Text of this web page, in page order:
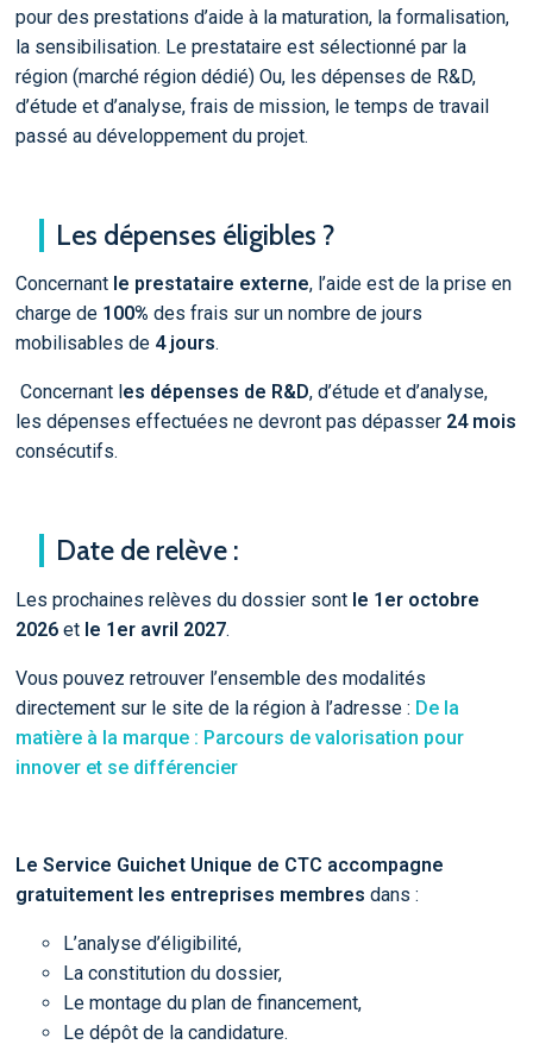
pour des prestations d’aide à la maturation, la formalisation,
la sensibilisation. Le prestataire est sélectionné par la
région (marché région dédié) Ou, les dépenses de R&D,
d’étude et d’analyse, frais de mission, le temps de travail
passé au développement du projet.
Les dépenses éligibles ?
Concernantle prestataire externe, l’aide est de la prise en
charge de 100% des frais sur un nombre de jours
mobilisables de 4 jours.
Concernant les dépenses de R&D, d’étude et d’analyse,
les dépenses effectuées ne devront pas dépasser 24 mois
consécutifs.
Date de relève :
Les prochaines relèves du dossier sont le 1er octobre
2026et le 1er avril 2027.
Vous pouvez retrouver l’ensemble des modalités
directement sur le site de la région à l’adresse : De la
matière à la marque : Parcours de valorisation pour
innover et se différencier
Le Service Guichet Unique de CTC accompagne
gratuitement les entreprises membres dans :
L’analyse d’éligibilité,
La constitution du dossier,
Le montage du plan de financement,
Le dépôt de la candidature.